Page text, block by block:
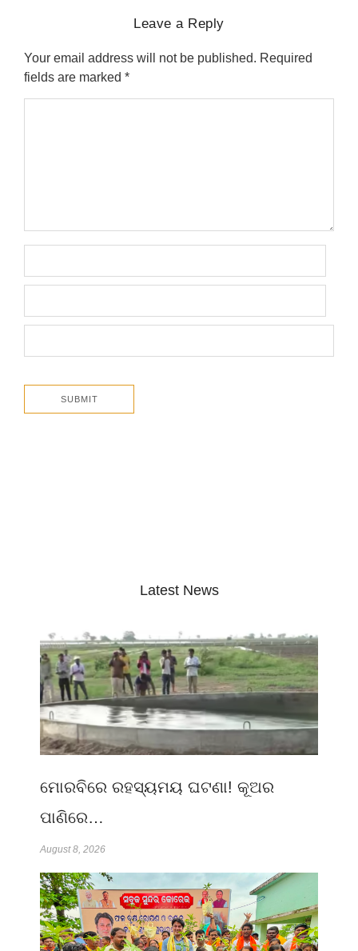
Leave a Reply
Your email address will not be published. Required
fields are marked *
Latest News
ମୋରବିରେ ରହସ୍ୟମୟ ଘଟଣା! କୂଅର
ପାଣିରେ…
August 8, 2026